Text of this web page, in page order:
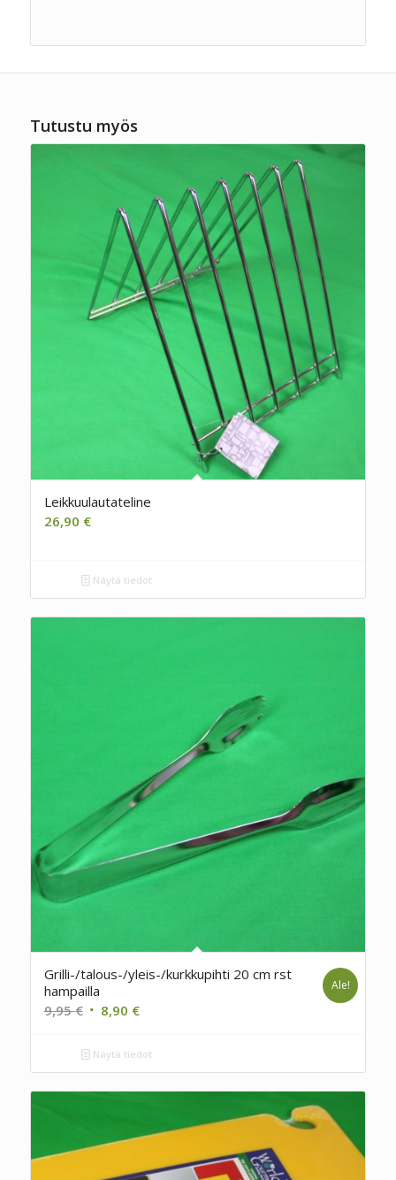
Tutustu myös
Leikkuulautateline
26,90 €
Näytä tiedot
Grilli-/talous-/yleis-/kurkkupihti 20 cm rst
hampailla
9,95€ Alkuperäinen
oli:
9,95 €.
8,90 €Nykyinen
on:
8,90 €.
Ale!
Näytä tiedot